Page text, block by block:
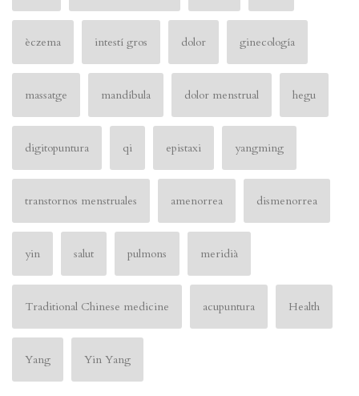
èczema intestí gros dolor ginecología
massatge mandíbula dolor menstrual hegu
digitopuntura qi epistaxi yangming
transtornos menstruales amenorrea dismenorrea
yin salut pulmons meridià
Traditional Chinese medicine acupuntura Health
Yang Yin Yang